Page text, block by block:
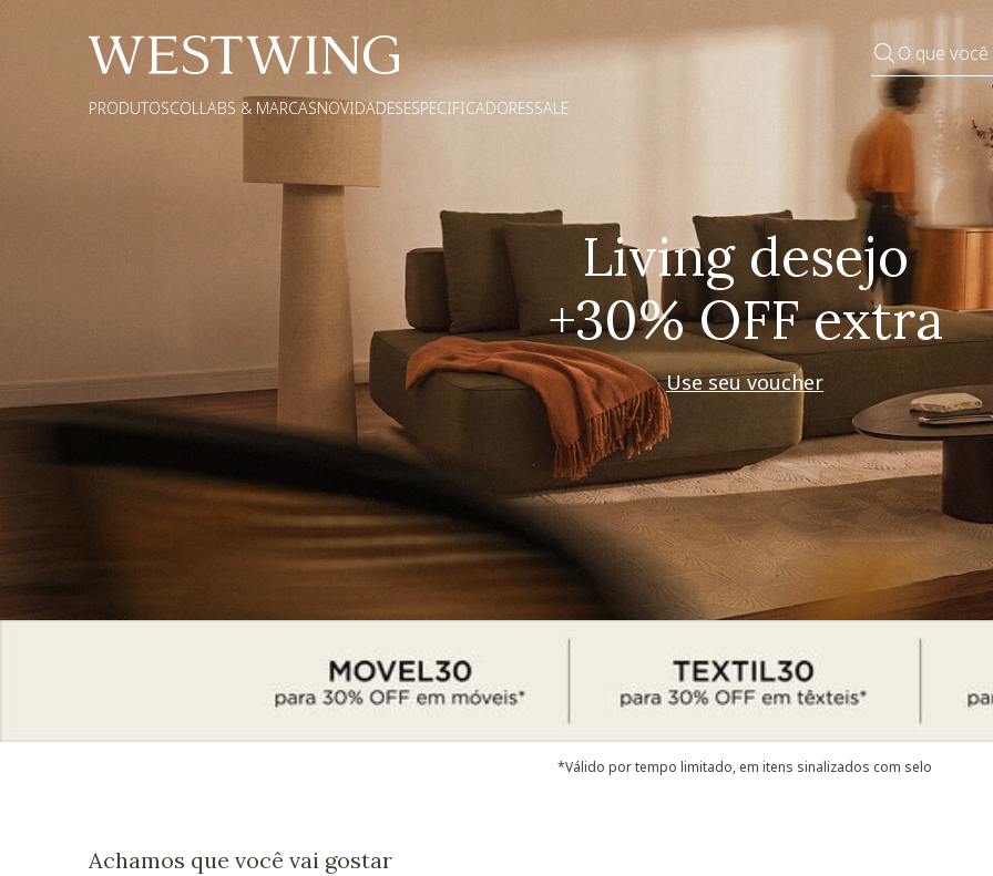
O que
PRODUTOSCOLLABS & MARCASNOVIDADESESPECIFICADORESSALE
Pequenos rituais
Grandes mudanças
Decorar
*Válido por tempo limitado, em itens sinalizados com selo
Achamos que você vai gostar